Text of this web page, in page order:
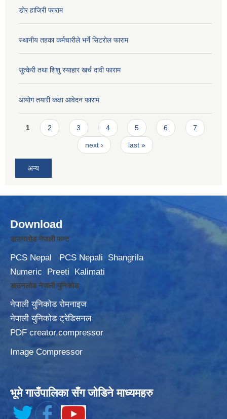
डोर हाजिरी फाराम
स्थानीय तहका कर्मचारीले भर्ने सिटरोल फाराम
सुत्केरी तथा शिशु स्याहार खर्च दावी फाराम
आयोग तयारी कक्षा आवेदन फाराम
Pages
1 2 3 4 5 6 7
next › last »
अन्य
Download
डाउनलोड नेपाली फन्ट
PCS Nepal PCS Nepali
Shangrila
Numeric
Preeti Kalimati
डाउनलोड नेपाली युनिकोड
नेपाली युनिकोड रोमनाइज
नेपाली युनिकोड ट्रेडिसनल
PDF creator,compressor
Image Compressor
भूमे गाउँपालिका सँग जोडिने माध्यमहरु